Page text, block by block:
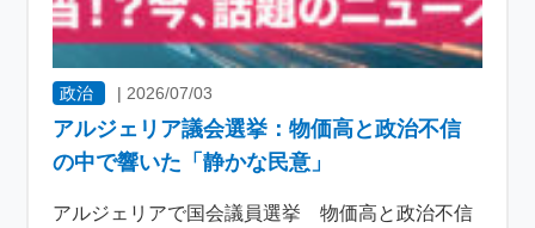
政治 | 2026/07/03
アルジェリア議会選挙：物価高と政治不信
の中で響いた「静かな民意」
アルジェリアで国会議員選挙 物価高と政治不信